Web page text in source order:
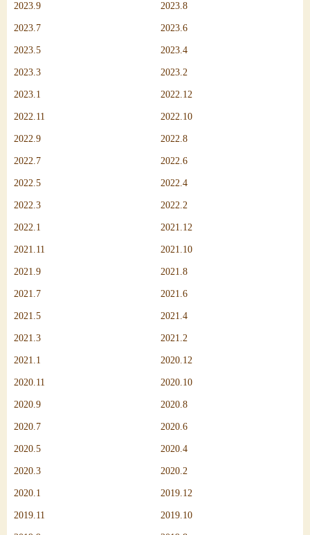
2023.9 2023.8
2023.7 2023.6
2023.5 2023.4
2023.3 2023.2
2023.1 2022.12
2022.11 2022.10
2022.9 2022.8
2022.7 2022.6
2022.5 2022.4
2022.3 2022.2
2022.1 2021.12
2021.11 2021.10
2021.9 2021.8
2021.7 2021.6
2021.5 2021.4
2021.3 2021.2
2021.1 2020.12
2020.11 2020.10
2020.9 2020.8
2020.7 2020.6
2020.5 2020.4
2020.3 2020.2
2020.1 2019.12
2019.11 2019.10